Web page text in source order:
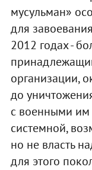
мусульман»
для
2012 годах -
организации,
до
с военными им
системной,
но не власть
для этого